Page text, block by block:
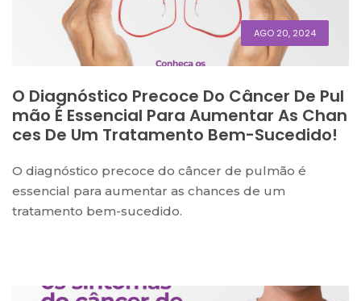
AGO 20, 2024
O Diagnóstico Precoce Do Câncer De Pul
Mão É Essencial Para Aumentar As Chan
Ces De Um Tratamento Bem-Sucedido!
O diagnóstico precoce do câncer de pulmão é
essencial para aumentar as chances de um
tratamento bem-sucedido.